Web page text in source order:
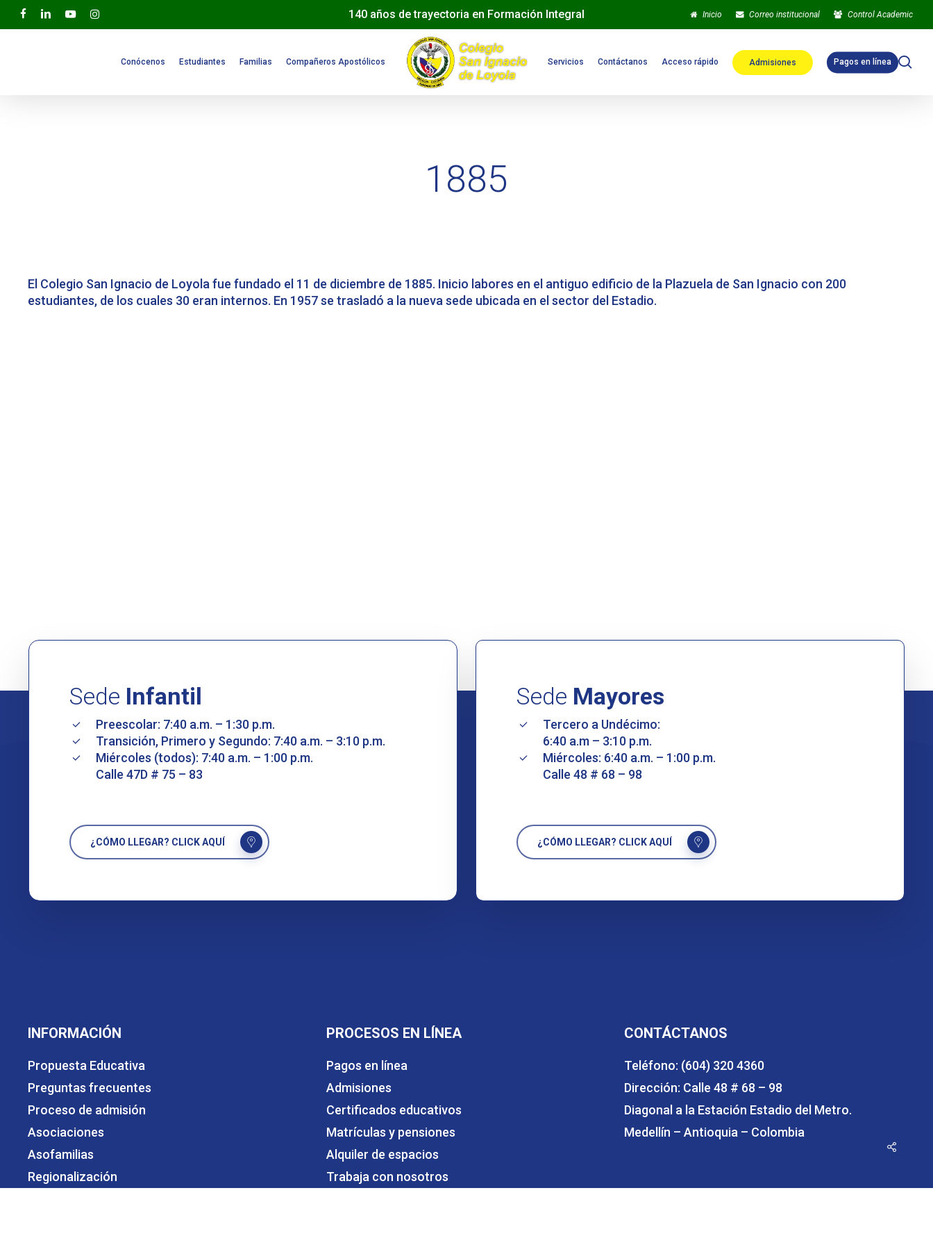
Skipfacebooklinkedinyoutubeinstagram 140 años de trayectoria en Formación Integral Inicio Correo institucional Control Academic
Conócenos Estudiantes Familias Compañeros Apostólicos Servicios Contáctanos Acceso rápido Admisiones Pagos en línea
1885
El Colegio San Ignacio de Loyola fue fundado el 11 de diciembre de 1885. Inicio labores en el antiguo edificio de la Plazuela de San Ignacio con 200
estudiantes, de los cuales 30 eran internos. En 1957 se trasladó a la nueva sede ubicada en el sector del Estadio.
Sede Infantil
Preescolar: 7:40 a.m. – 1:30 p.m.
Transición, Primero y Segundo: 7:40 a.m. – 3:10 p.m.
Miércoles (todos): 7:40 a.m. – 1:00 p.m.
Calle 47D # 75 – 83
¿CÓMO LLEGAR? CLICK AQUÍ
Sede Mayores
Tercero a Undécimo:
6:40 a.m – 3:10 p.m.
Miércoles: 6:40 a.m. – 1:00 p.m.
Calle 48 # 68 – 98
¿CÓMO LLEGAR? CLICK AQUÍ
INFORMACIÓN
Propuesta Educativa
Preguntas frecuentes
Proceso de admisión
Asociaciones
Asofamilias
Regionalización
PROCESOS EN LÍNEA
Pagos en línea
Admisiones
Certificados educativos
Matrículas y pensiones
Alquiler de espacios
Trabaja con nosotros
CONTÁCTANOS
Teléfono: (604) 320 4360
Dirección: Calle 48 # 68 – 98
Diagonal a la Estación Estadio del Metro.
Medellín – Antioquia – Colombia